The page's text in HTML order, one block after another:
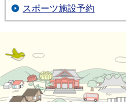
スポーツ施設予約